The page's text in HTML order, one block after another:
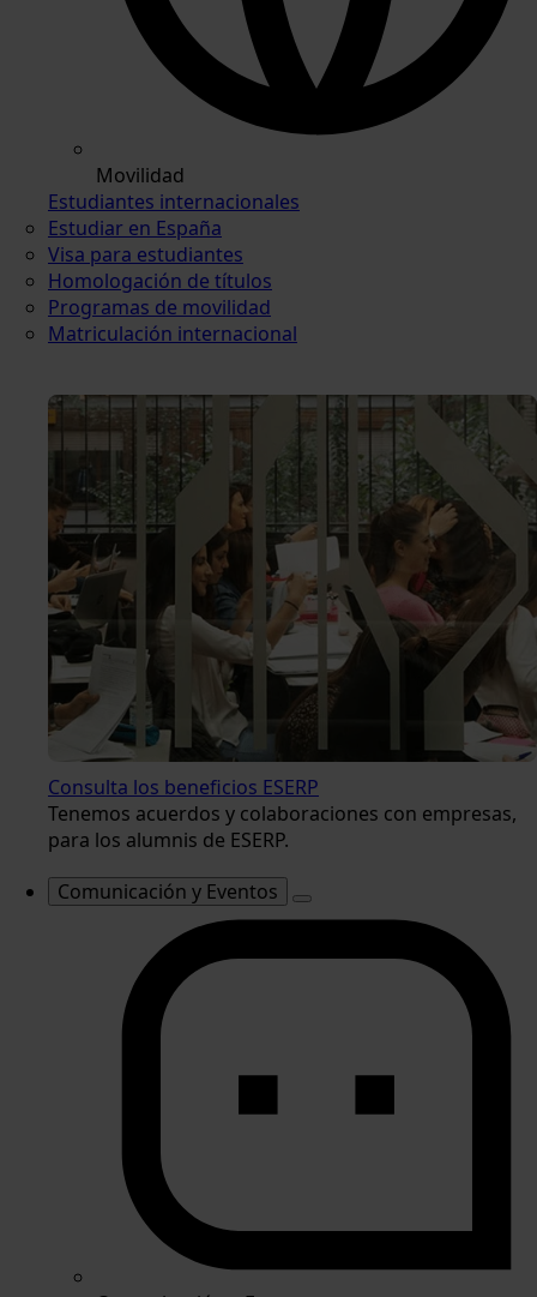
Movilidad
Estudiantes internacionales
Estudiar en España
Visa para estudiantes
Homologación de títulos
Programas de movilidad
Matriculación internacional
Consulta los beneficios ESERP
Tenemos acuerdos y colaboraciones con empresas,
para los alumnis de ESERP.
Comunicación y Eventos